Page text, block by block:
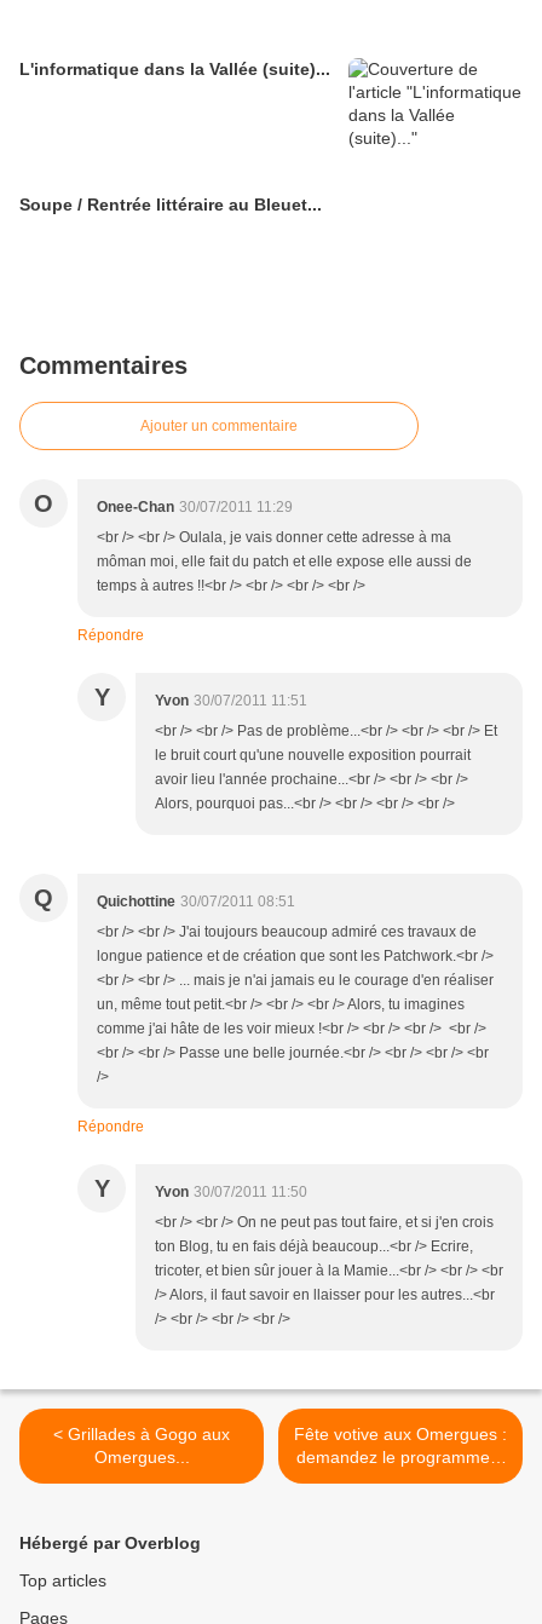
L'informatique dans la Vallée (suite)...
Soupe / Rentrée littéraire au Bleuet...
Commentaires
Ajouter un commentaire
O Onee-Chan 30/07/2011 11:29
<br /> <br /> Oulala, je vais donner cette adresse à ma
môman moi, elle fait du patch et elle expose elle aussi de
temps à autres !!<br /> <br /> <br /> <br />
Répondre
Y Yvon 30/07/2011 11:51
<br /> <br /> Pas de problème...<br /> <br /> <br /> Et
le bruit court qu'une nouvelle exposition pourrait
avoir lieu l'année prochaine...<br /> <br /> <br />
Alors, pourquoi pas...<br /> <br /> <br /> <br />
Q Quichottine 30/07/2011 08:51
<br /> <br /> J'ai toujours beaucoup admiré ces travaux de
longue patience et de création que sont les Patchwork.<br />
<br /> <br /> ... mais je n'ai jamais eu le courage d'en réaliser
un, même tout petit.<br /> <br /> <br /> Alors, tu imagines
comme j'ai hâte de les voir mieux !<br /> <br /> <br /> <br />
<br /> <br /> Passe une belle journée.<br /> <br /> <br /> <br
/>
Répondre
Y Yvon 30/07/2011 11:50
<br /> <br /> On ne peut pas tout faire, et si j'en crois
ton Blog, tu en fais déjà beaucoup...<br /> Ecrire,
tricoter, et bien sûr jouer à la Mamie...<br /> <br /> <br
/> Alors, il faut savoir en llaisser pour les autres...<br
/> <br /> <br /> <br />
< Grillades à Gogo aux
Omergues...
Fête votive aux Omergues :
demandez le programme...
>
Hébergé par Overblog
Top articles
Pages